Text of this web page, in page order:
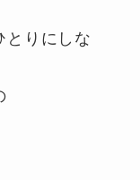
りにしな